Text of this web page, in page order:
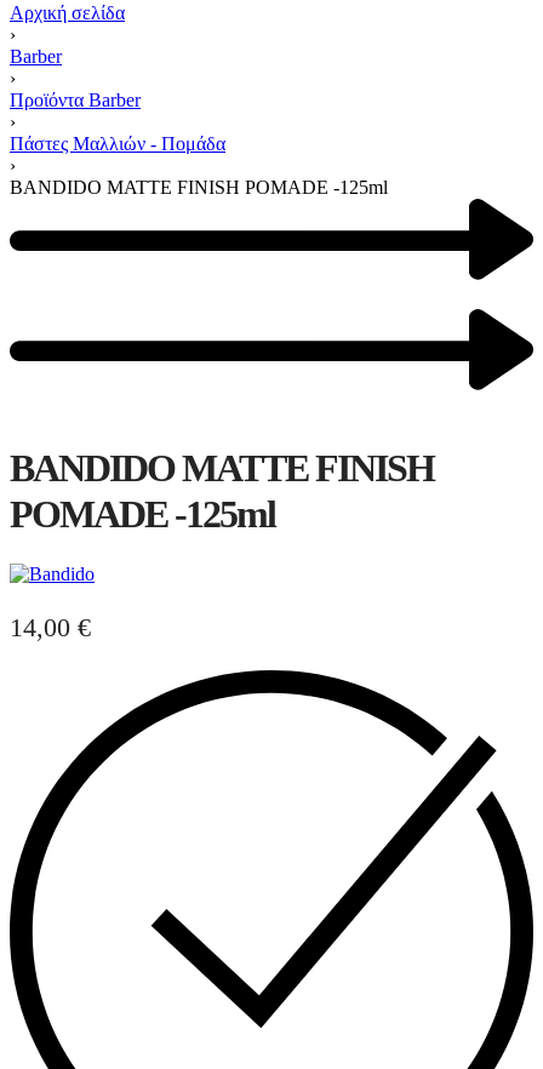
Αρχική σελίδα
›
Barber
›
Προϊόντα Barber
›
Πάστες Μαλλιών - Πομάδα
›
BANDIDO MATTE FINISH POMADE -125ml
BANDIDO MATTE FINISH
POMADE -125ml
14,00 €